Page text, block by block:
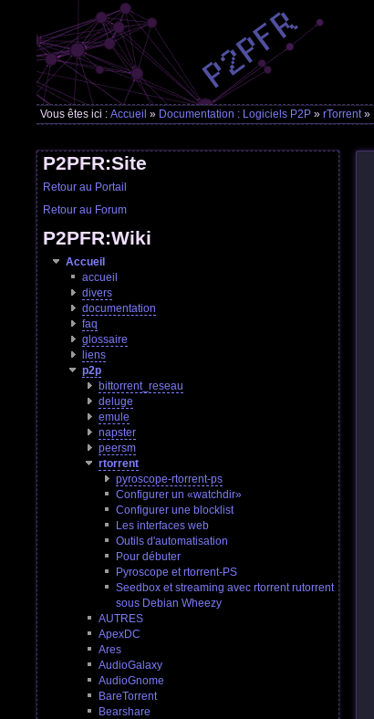
Vous êtes ici :Accueil » Documentation : Logiciels P2P »rTorrent»
P2PFR:Site
Retour au Portail
Retour au Forum
P2PFR:Wiki
Accueil
accueil
divers
documentation
faq
glossaire
liens
p2p
bittorrent_reseau
deluge
emule
napster
peersm
rtorrent
pyroscope-rtorrent-ps
Configurer un «watchdir»
Configurer une blocklist
Les interfaces web
Outils d'automatisation
Pour débuter
Pyroscope et rtorrent-PS
Seedbox et streaming avec rtorrent rutorrent
sous Debian Wheezy
AUTRES
ApexDC
Ares
AudioGalaxy
AudioGnome
BareTorrent
Bearshare